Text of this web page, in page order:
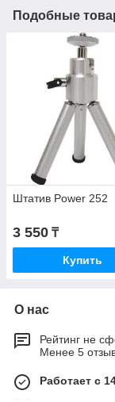
Подобные
Штатив Power 252
3 550 ₸
Купить
О нас
Рейтинг не
Менее 5
Работает с